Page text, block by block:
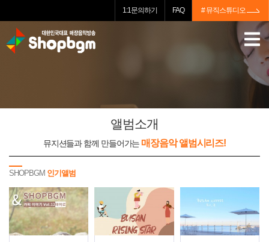
1:1문의하기 FAQ # 뮤직스튜디오
앨범소개
뮤지션들과 함께 만들어가는 매장음악 앨범시리즈!
SHOPBGM 인기앨범